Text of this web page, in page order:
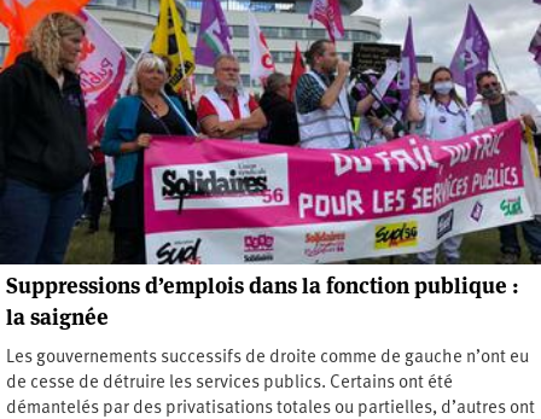
Suppressions d’emplois dans la fonction publique :
la saignée
Les gouvernements successifs de droite comme de gauche n’ont eu
de cesse de détruire les services publics. Certains ont été
démantelés par des privatisations totales ou partielles, d’autres ont